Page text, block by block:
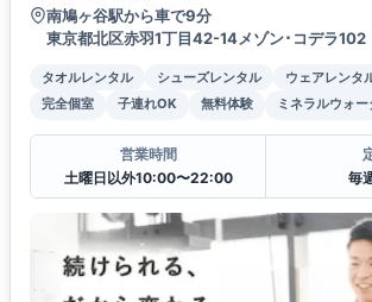
南鳩ヶ谷駅から車で9分
東京都北区赤羽1丁目42-14メゾン･コデラ102
タオルレンタル シューズレンタル ウェアレンタ
完全個室
子連れOK 無料体験 ミネラルウォー
営業時間
土曜日以外10:00〜22:00
毎